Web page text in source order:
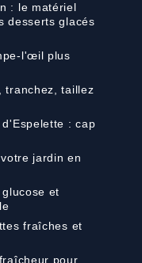
: le matériel
desserts glacés
l'œil plus
tranchez, taillez
: cap
jardin en
et
fraîches et
pour